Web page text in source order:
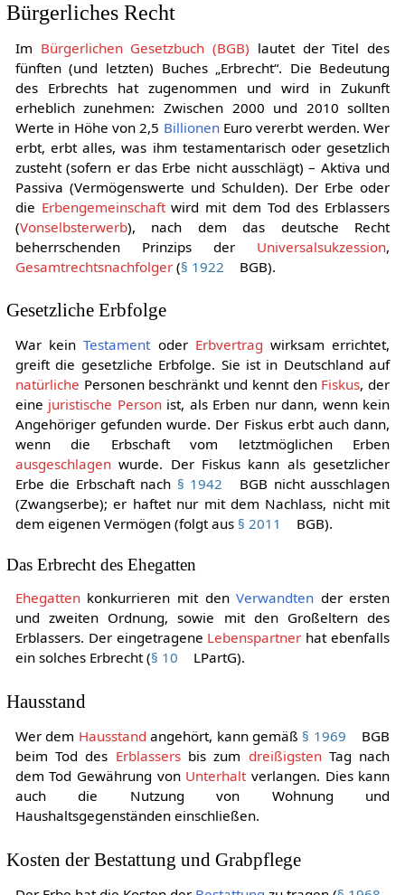
ImBürgerlichen Gesetzbuch (BGB)lautet der Titel des
fünften (und letzten) Buches „Erbrecht“. Die Bedeutung
des Erbrechts hat zugenommen und wird in Zukunft
erheblich zunehmen: Zwischen 2000 und 2010 sollten
Werte in Höhe von 2,5BillionenEuro vererbt werden. Wer
erbt, erbt alles, was ihm testamentarisch oder gesetzlich
zusteht (sofern er das Erbe nicht ausschlägt) – Aktiva und
Passiva (Vermögenswerte und Schulden). Der Erbe oder
dieErbengemeinschaftwird mit dem Tod des Erblassers
(Vonselbsterwerb
), nach dem das deutsche Recht
beherrschenden Prinzips derUniversalsukzession
War keinTestamentoderErbvertrag wirksam errichtet,
greift die gesetzliche Erbfolge. Sie ist in Deutschland auf
natürlichePersonen beschränkt und kennt den Fiskus , der
einejuristische Personist, als Erben nur dann, wenn kein
Angehöriger gefunden wurde. Der Fiskus erbt auch dann,
wenn die Erbschaft vom letztmöglichen Erben
ausgeschlagenwurde. Der Fiskus kann als gesetzlicher
Erbe die Erbschaft nach § 1942
BGB nicht ausschlagen
(Zwangserbe); er haftet nur mit dem Nachlass, nicht mit
Ehegattenkonkurrieren mit denVerwandtender ersten
und zweiten Ordnung, sowie mit den Großeltern des
Erblassers. Der eingetrageneLebenspartner
Wer dem Hausstandangehört, kann gemäß§ 1969
BGB
beim Tod desErblassersbis zum dreißigsten Tag nach
dem Tod Gewährung von
Unterhalt
verlangen. Dies kann
auch die Nutzung von Wohnung und